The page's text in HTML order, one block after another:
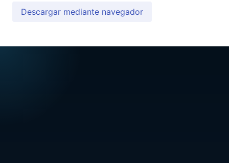
Descargar mediante navegador